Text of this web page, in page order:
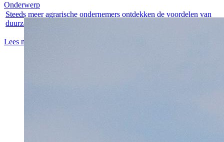
Steeds meer agrarische ondernemers ontdekken de voordelen van
duurzame...
Lees meer
Onderwerp